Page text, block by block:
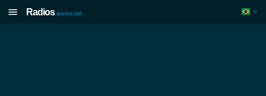
Radios aovivo.net